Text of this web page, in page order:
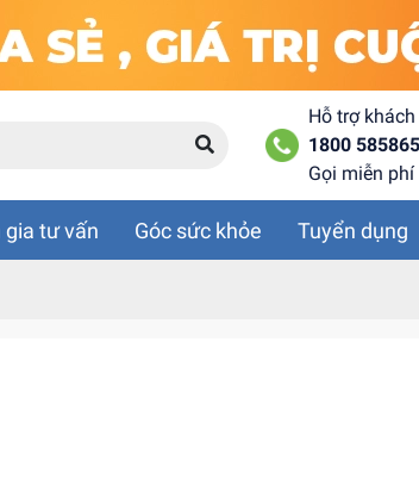
Hỗ trợ
1800 585865
Gọi miễn phí
gia tư vấn Góc sức khỏe Tuyển dụng